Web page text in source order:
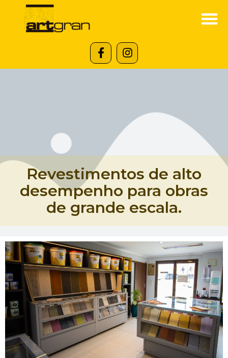
Revestimentos de alto
desempenho para obras
de grande escala.